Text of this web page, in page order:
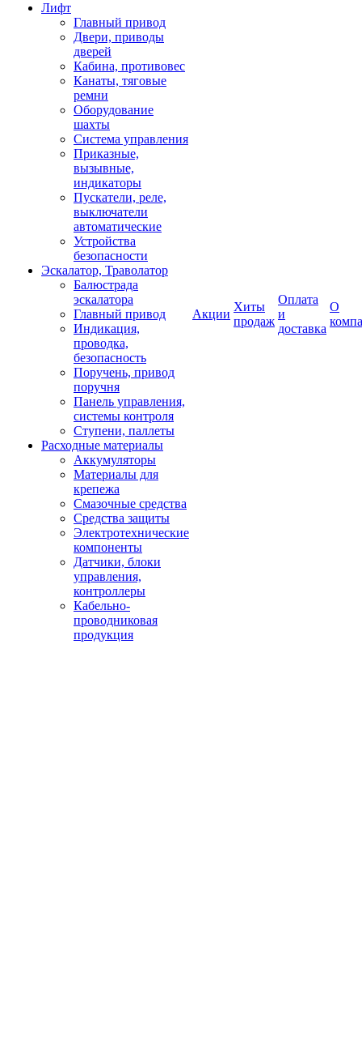
Лифт
Главный привод
Двери, приводы
дверей
Кабина, противовес
Канаты, тяговые
ремни
Оборудование
шахты
Система управления
Приказные,
вызывные,
индикаторы
Пускатели, реле,
выключатели
автоматические
Устройства
безопасности
Эскалатор, Траволатор
Балюстрада
эскалатора
Главный привод
Индикация,
проводка,
безопасность
Поручень, привод
поручня
Панель управления,
системы контроля
Ступени, паллеты
Расходные материалы
Аккумуляторы
Материалы для
крепежа
Смазочные средства
Средства защиты
Электротехнические
компоненты
Датчики, блоки
управления,
контроллеры
Кабельно-
проводниковая
продукция
Акции
Хиты
продаж
Оплата
и
доставка
О